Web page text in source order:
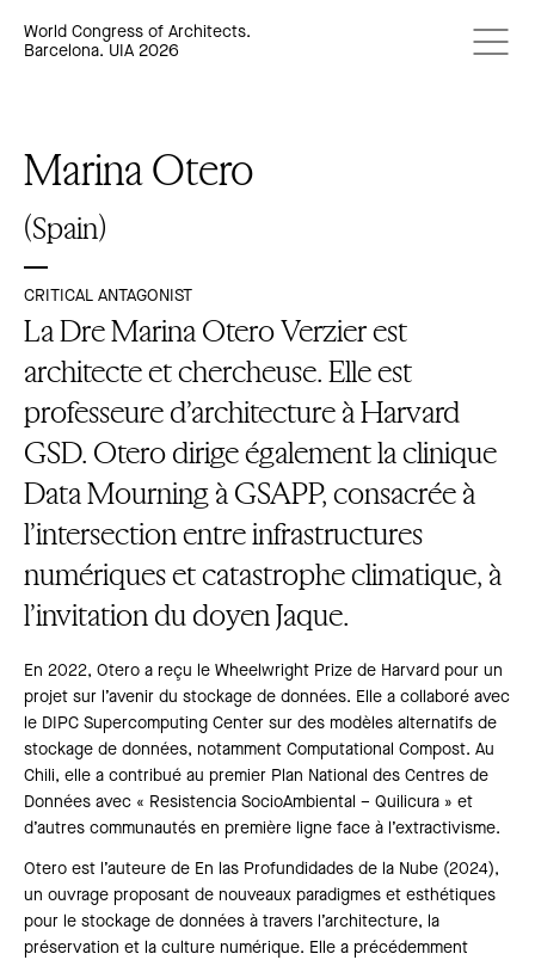
World Congress of Architects.
Barcelona. UIA 2026
Marina Otero
(Spain)
CRITICAL ANTAGONIST
La Dre Marina Otero Verzier est
architecte et chercheuse. Elle est
professeure d’architecture à Harvard
GSD. Otero dirige également la clinique
Data Mourning à GSAPP, consacrée à
l’intersection entre infrastructures
numériques et catastrophe climatique, à
l’invitation du doyen Jaque.
En 2022, Otero a reçu le Wheelwright Prize de Harvard pour un
projet sur l’avenir du stockage de données. Elle a collaboré avec
le DIPC Supercomputing Center sur des modèles alternatifs de
stockage de données, notamment Computational Compost. Au
Chili, elle a contribué au premier Plan National des Centres de
Données avec « Resistencia SocioAmbiental – Quilicura » et
d’autres communautés en première ligne face à l’extractivisme.
Otero est l’auteure de En las Profundidades de la Nube (2024),
un ouvrage proposant de nouveaux paradigmes et esthétiques
pour le stockage de données à travers l’architecture, la
préservation et la culture numérique. Elle a précédemment